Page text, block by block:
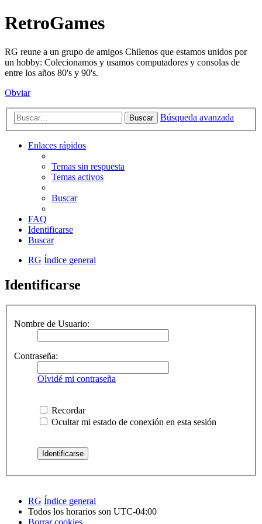
RetroGames
RG reune a un grupo de amigos Chilenos que estamos unidos por
un hobby: Colecionamos y usamos computadores y consolas de
entre los años 80's y 90's.
Obviar
Buscar Búsqueda avanzada
Enlaces rápidos
Temas sin respuesta
Temas activos
Buscar
FAQ
Identificarse
Buscar
RG Índice general
Identificarse
Nombre de Usuario:
Contraseña:
Olvidé mi contraseña
Recordar
Ocultar mi estado de conexión en esta sesión
RG Índice general
Todos los horarios son UTC-04:00
Borrar cookies